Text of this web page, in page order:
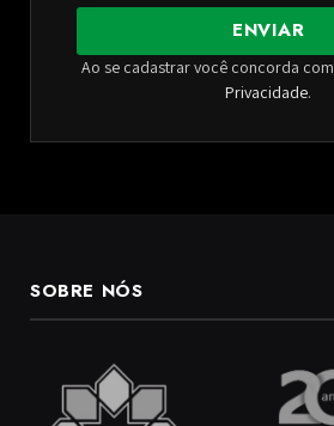
ENVIAR
Ao se cadastrar você concorda
Privacidade.
SOBRE NÓS